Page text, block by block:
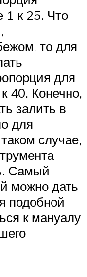
1 к 25. Что
то для
для
40. Конечно,
залить в
для
случае,
Самый
можно дать
подобной
к мануалу